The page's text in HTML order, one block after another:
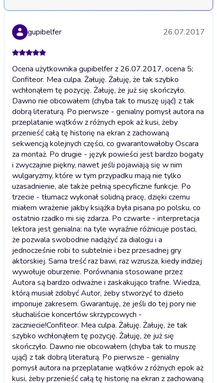
gupibelfer 26.07.2017
Ocena użytkownika gupibelfer z 26.07.2017, ocena 5;
Confiteor. Mea culpa. Żałuję. Żałuję, że tak szybko
wchłonąłem tę pozycję. Żałuję, że już się skończyło.
Dawno nie obcowałem (chyba tak to muszę ująć) z tak
dobrą literaturą. Po pierwsze - genialny pomysł autora na
przeplatanie wątków z różnych epok aż kusi, żeby
przenieść całą tę historię na ekran z zachowaną
sekwencją kolejnych części, co gwarantowałoby Oscara
za montaż. Po drugie - język powieści jest bardzo bogaty
i zwyczajnie piękny, nawet jeśli pojawiają się w nim
wulgaryzmy, które w tym przypadku mają nie tylko
uzasadnienie, ale także pełnią specyficzne funkcje. Po
trzecie - tłumacz wykonał solidną pracę, dzięki czemu
miałem wrażenie jakby książka była pisana po polsku, co
ostatnio rzadko mi się zdarza. Po czwarte - interpretacja
lektora jest genialna: na tyle wyraźnie różnicuje postaci,
że pozwala swobodnie nadążyć za dialogu i a
jednocześnie robi to subtelnie i bez przesadnej gry
aktorskiej. Sama treść raz bawi, raz wzrusza, kiedy indziej
wywołuje oburzenie. Porównania stosowane przez
Autora są bardzo odważne i zaskakująco trafne. Wiedza,
którą musiał zdobyć Autor, żeby stworzyć to dzieło
imponuje zakresem. Gwarantuję, że jeśli do tej pory nie
słuchaliście koncertów skrzypcowych -
zaczniecie!Confiteor. Mea culpa. Żałuję. Żałuję, że tak
szybko wchłonąłem tę pozycję. Żałuję, że już się
skończyło. Dawno nie obcowałem (chyba tak to muszę
ująć) z tak dobrą literaturą. Po pierwsze - genialny
pomysł autora na przeplatanie wątków z różnych epok aż
kusi, żeby przenieść całą tę historię na ekran z zachowaną